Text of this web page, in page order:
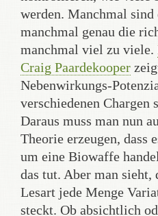
werden. Manchmal
manchmal genau die
manchmal viel zu viele.
Craig Paardekooper
Nebenwirkungs-
verschiedenen Chargen
Daraus muss man nun
Theorie erzeugen, dass
um eine Biowaffe
das tut. Aber man
Lesart jede Menge
steckt. Ob absichtlich